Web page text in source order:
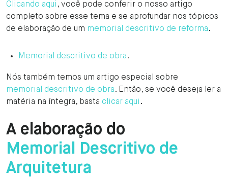
Clicando aqui , você pode conferir o nosso artigo
completo sobre esse tema e se aprofundar nos tópicos
de elaboração de um memorial descritivo de reforma.
Memorial descritivo de obra.
Nós também temos um artigo especial sobre
memorial descritivo de obra. Então, se você deseja ler a
matéria na íntegra, basta clicar aqui .
A elaboração do
Memorial Descritivo de
Arquitetura